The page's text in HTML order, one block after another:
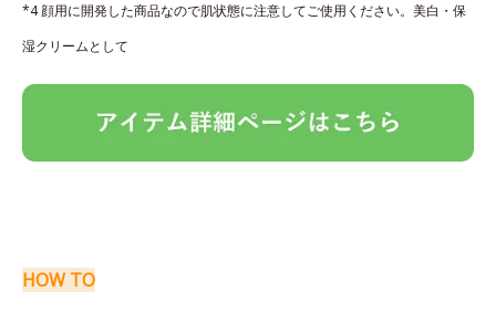
*4 顔用に開発した商品なので肌状態に注意してご使用ください。美白・保
湿クリームとして
HOW TO